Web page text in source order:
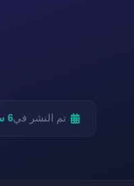
تم النشر في6 سبتمبر، 2023